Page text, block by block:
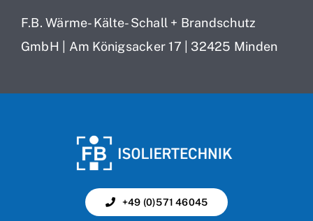
F.B. Wärme- Kälte- Schall + Brandschutz
GmbH | Am Königsacker 17 | 32425 Minden
+49 (0)571 46045